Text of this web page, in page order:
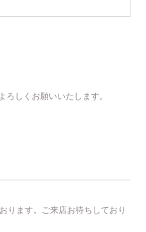
しくお願いいたします。
ります。ご来店お待ちしており